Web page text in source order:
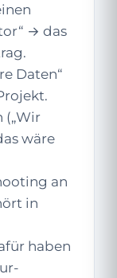
→ das
Daten“
(„Wir
wäre
an
in
haben